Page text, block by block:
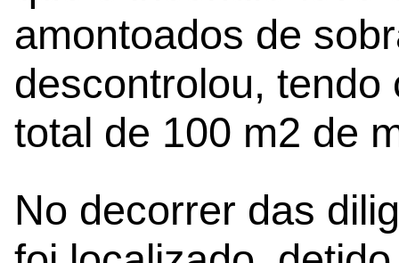
amontoados de
descontrolou,
total de 100 m2 de
No decorrer das